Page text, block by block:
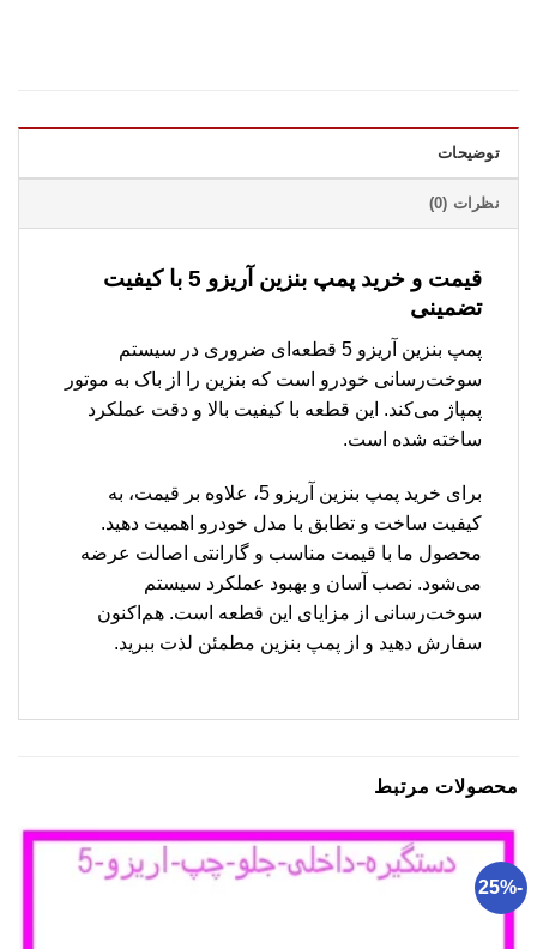
توضیحات
نظرات (0)
قیمت و خرید پمپ بنزین آریزو 5 با کیفیت
تضمینی
پمپ بنزین آریزو 5 قطعه‌ای ضروری در سیستم
سوخت‌رسانی خودرو است که بنزین را از باک به موتور
پمپاژ می‌کند. این قطعه با کیفیت بالا و دقت عملکرد
ساخته شده است.
برای خرید پمپ بنزین آریزو 5، علاوه بر قیمت، به
کیفیت ساخت و تطابق با مدل خودرو اهمیت دهید.
محصول ما با قیمت مناسب و گارانتی اصالت عرضه
می‌شود. نصب آسان و بهبود عملکرد سیستم
سوخت‌رسانی از مزایای این قطعه است. هم‌اکنون
سفارش دهید و از پمپ بنزین مطمئن لذت ببرید.
محصولات مرتبط
-25%